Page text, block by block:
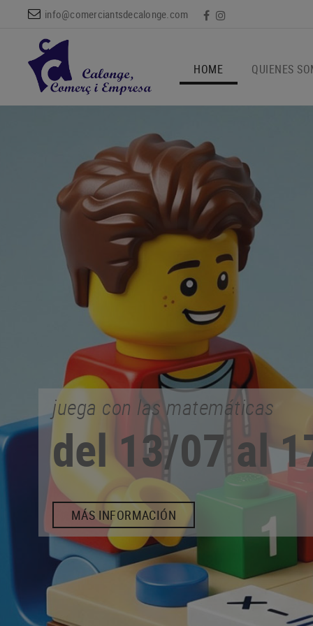
info@comerciantsdecalonge.com
HOME QUIENES
comercio de proximidad
EN CALONGE
ASÓCIATE